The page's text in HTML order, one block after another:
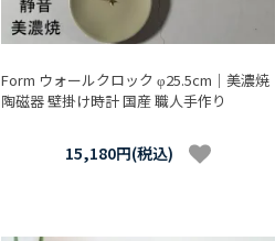
Form ウォールクロック φ25.5cm｜美濃焼
陶磁器 壁掛け時計 国産 職人手作り
15,180円(税込)